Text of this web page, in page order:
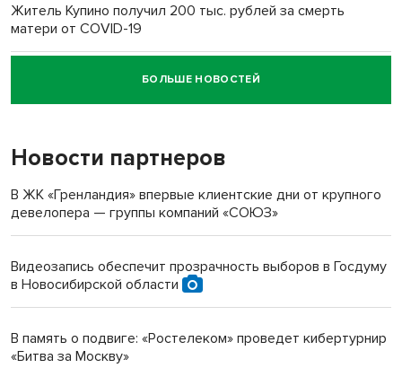
Житель Купино получил 200 тыс. рублей за смерть
матери от COVID-19
Новосибирский суд наказал водителя за смерть
пенсионерки на вокзале
БОЛЬШЕ НОВОСТЕЙ
Новости партнеров
В ЖК «Гренландия» впервые клиентские дни от крупного
девелопера — группы компаний «СОЮЗ»
Видеозапись обеспечит прозрачность выборов в Госдуму
в Новосибирской области
В память о подвиге: «Ростелеком» проведет кибертурнир
«Битва за Москву»